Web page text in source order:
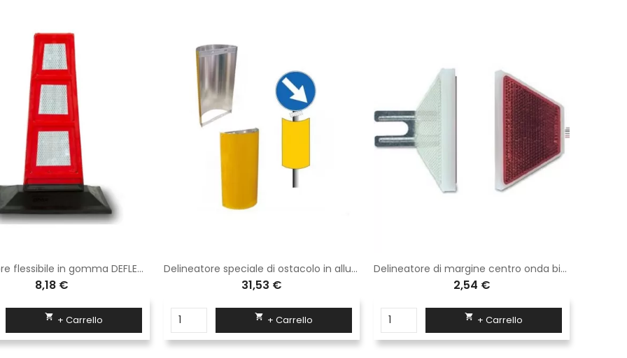
Delineatore flessibile in gomma DEFLECO con 6 inserti rifrangenti High Intensity Grade
8,18 €
 + Carrello
Delineatore speciale di ostacolo in alluminio classe 1 fig. 472
31,53 €
 + Carrello
Delineatore di margine centro onda bifacciale bianco/rosso
2,54 €
 + Carrello